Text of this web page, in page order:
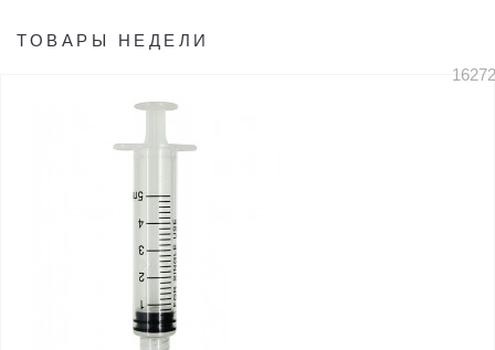
ТОВАРЫ НЕДЕЛИ